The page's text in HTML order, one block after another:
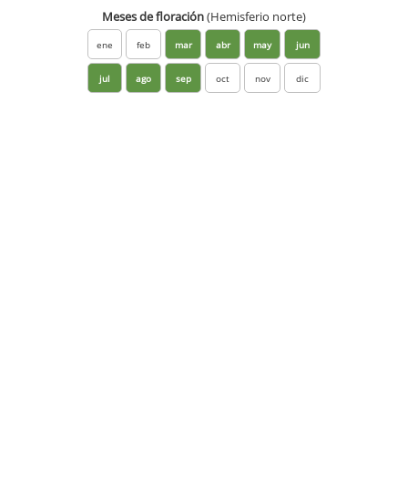
Meses de floración(Hemisferio norte)
ene feb mar abr may jun
jul ago sep oct nov dic